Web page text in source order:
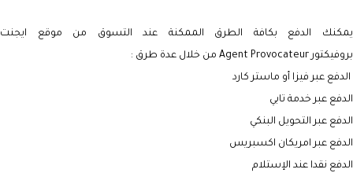
يمكنك الدفع بكافة الطرق الممكنة عند التسوق من موقع ايجنت
بروفيكتور Agent Provocateur من خلال عدة طرق :
الدفع عبر فيزا أو ماستر كارد
الدفع عبر خدمة تابي
الدفع عبر التحويل البنكي
الدفع عبر امريكان اكسبريس
الدفع نقدا عند الإستلام